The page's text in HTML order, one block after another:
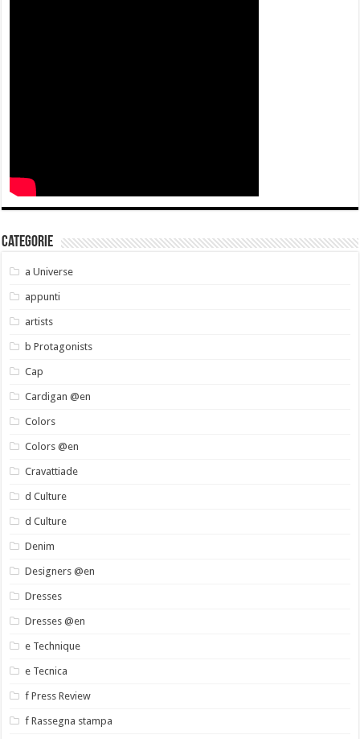
Categorie
a Universe
appunti
artists
b Protagonists
Cap
Cardigan @en
Colors
Colors @en
Cravattiade
d Culture
d Culture
Denim
Designers @en
Dresses
Dresses @en
e Technique
e Tecnica
f Press Review
f Rassegna stampa